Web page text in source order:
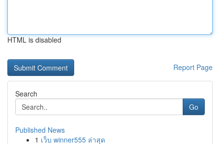
HTML is disabled
Report Page
Search
Go
Published News
1 เว็บ winner555 ล่าสุด